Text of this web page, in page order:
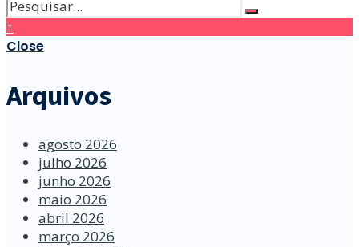
↑
Close
Arquivos
agosto 2026
julho 2026
junho 2026
maio 2026
abril 2026
março 2026